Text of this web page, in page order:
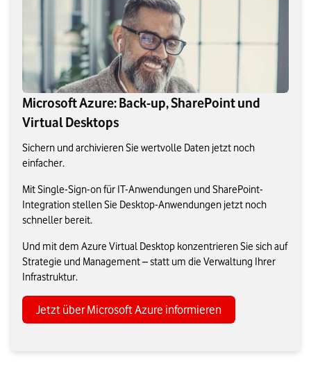
Microsoft Azure: Back-up, SharePoint und
Virtual Desktops
Sichern und archivieren Sie wertvolle Daten jetzt noch
einfacher.
Mit Single-Sign-on für IT-Anwendungen und SharePoint-
Integration stellen Sie Desktop-Anwendungen jetzt noch
schneller bereit.
Und mit dem Azure Virtual Desktop konzentrieren Sie sich auf
Strategie und Management – statt um die Verwaltung Ihrer
Infrastruktur.
Jetzt über Microsoft Azure informieren